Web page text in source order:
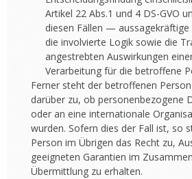
Artikel 22 Abs.1 und 4 DS-GVO
diesen Fällen —
die involvierte Logik sowie die
angestrebten Auswirkungen
Verarbeitung für die betroffene
Ferner steht der betroffenen
darüber zu, ob personenbezogene
oder an eine internationale
wurden. Sofern dies der Fall ist, so
Person im Übrigen das Recht zu,
geeigneten Garantien im
Übermittlung zu erhalten.